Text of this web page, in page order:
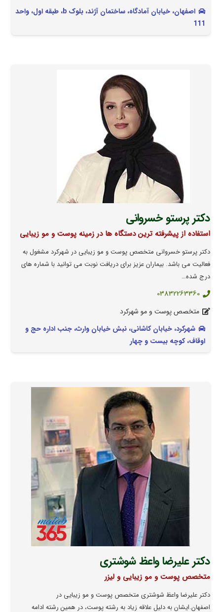
اصفهان، خیابان آمادگاه، ساختمان آژند، بلوک b، طبقه اول، واحد
111
دکتر پرستو خسروانی
استفاده از پیشرفته ترین دستگاه ها در زمینه پوست و مو زیبایی
دکتر پرستو خسروانی متخصص پوست و مو زیبایی در شهرکرد مشغول به
فعالیت می باشد. بیماران عزیز برای دریافت نوبت می توانید با شماره های
درج شده…
03832263360
متخصص پوست و مو شهرکرد
شهرکرد، خیابان کاشانی، نبش خیابان وارث، جنب اداره حج و
اوقاف، کوچه بیست و چهار
دکتر علیرضا واعظ شوشتری
متخصص پوست و مو زیبایی و لیزر
دکتر علیرضا واعظ شوشتری متخصص پوست و مو زیبایی در
اصفهان.‌ایشان به دلیل علاقه زیاد به رشته پوست، در همین رشته ادامه